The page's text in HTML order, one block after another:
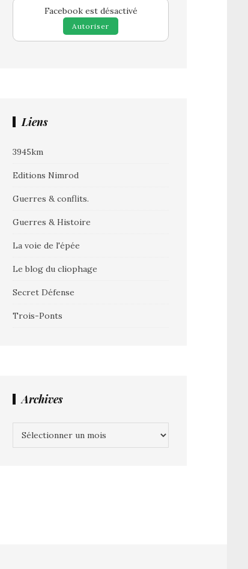
Facebook est désactivé
Autoriser
Liens
3945km
Editions Nimrod
Guerres & conflits.
Guerres & Histoire
La voie de l'épée
Le blog du cliophage
Secret Défense
Trois-Ponts
Archives